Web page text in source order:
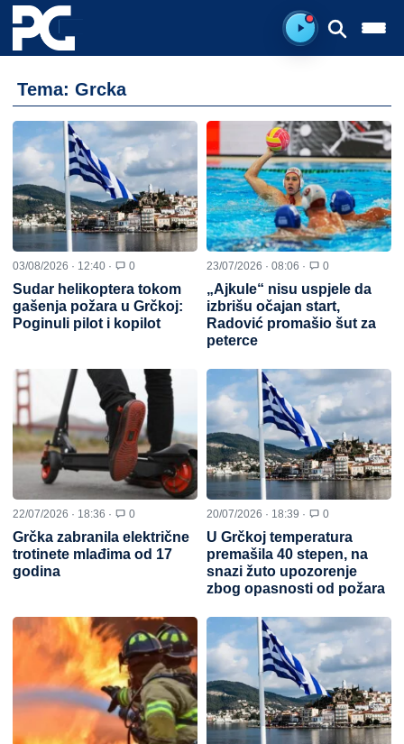
Ready to listen.
Tema: Grcka
03/08/2026 · 12:40 · 0
Sudar helikoptera tokom
gašenja požara u Grčkoj:
Poginuli pilot i kopilot
23/07/2026 · 08:06 · 0
„Ajkule“ nisu uspjele da
izbrišu očajan start,
Radović promašio šut za
peterce
22/07/2026 · 18:36 · 0
Grčka zabranila električne
trotinete mlađima od 17
godina
20/07/2026 · 18:39 · 0
U Grčkoj temperatura
premašila 40 stepen, na
snazi žuto upozorenje
zbog opasnosti od požara